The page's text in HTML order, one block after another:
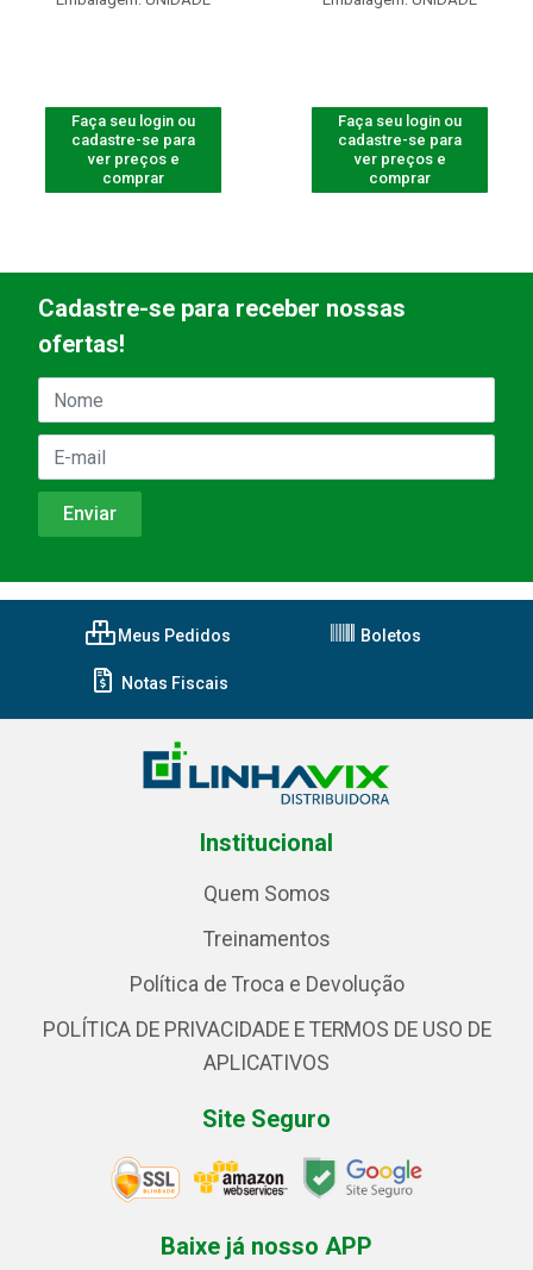
Faça seu login ou
cadastre-se para
ver preços e
comprar
Faça seu login ou
cadastre-se para
ver preços e
comprar
Cadastre-se para receber nossas
ofertas!
Meus Pedidos Boletos
Notas Fiscais
Institucional
Quem Somos
Treinamentos
Política de Troca e Devolução
POLÍTICA DE PRIVACIDADE E TERMOS DE USO DE
APLICATIVOS
Site Seguro
Baixe já nosso APP